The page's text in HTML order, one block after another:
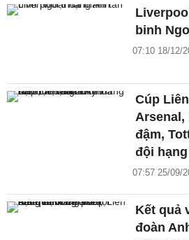
binh
07:10 18/12/
Cúp
Arsenal,
đậm,
đội
07:57 25/09/
Kết quả
đoàn